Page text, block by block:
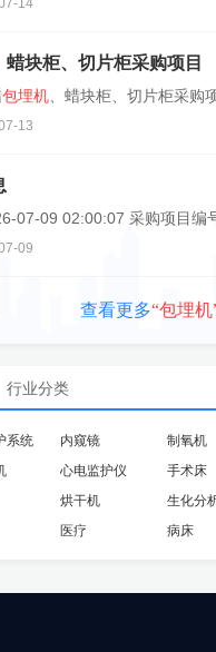
蜡块柜、切片柜采购项目
包埋机 、蜡块柜、切片柜采
13
07-09 02:00:07 采购项目编
09
查看更多“包埋机
行业分类
系统 内窥镜
制氧机
心电监护仪
手术床
烘干机
生化分
医疗 病床